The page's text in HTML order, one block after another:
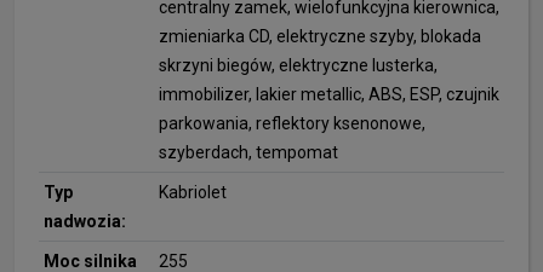
centralny zamek, wielofunkcyjna kierownica,
zmieniarka CD, elektryczne szyby, blokada
skrzyni biegów, elektryczne lusterka,
immobilizer, lakier metallic, ABS, ESP, czujnik
parkowania, reflektory ksenonowe,
szyberdach, tempomat
Typ
nadwozia:
Kabriolet
Moc silnika
255